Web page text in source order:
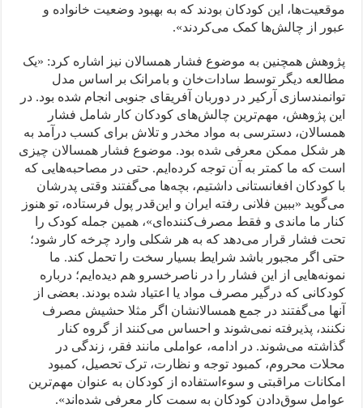
موقعیت‌ها، این کودکان بودند که به بهبود وضعیت خانواده و
عبور از چالش‌ها کمک می‌کردند».
پژوهش همچنین به موضوع فشار همسالان نیز اشاره کرد: «یک
مطالعه دیگر توسط سادات‌خان و بامرانک بر اساس مدل
توانمندسازی آرکیر در دوربان آفریقای جنوبی انجام شده بود. در
این پژوهش، مهم‌ترین چالش‌های کودکان کار شامل فشار
همسالان، دسترسی به مواد مخدر و تلاش برای کسب درآمد به
هر شکل ممکن معرفی شده بود. موضوع فشار همسالان چیزی
است که ما کمتر به آن توجه کرده‌ایم. حتی در مصاحبه‌هایی که
با کودکان افغانستانی داشتیم، بچه‌ها می‌گفتند وقتی پدرشان
می‌گوید «ببین فلانی رفته ایران و این‌قدر پول فرستاده، تو هنوز
کنار ما ماندی و فقط مصرف‌کننده‌ای»، همین جمله کودک را
تحت فشار قرار می‌دهد که به هر شکلی وارد چرخه کار شود؛
حتی اگر مجبور باشد شرایط بسیار سخت را تحمل کند. ما
نمونه‌هایی از این فشار را در ناصرخسرو هم دیده‌ایم؛ درباره
کودکانی که درگیر مصرف مواد یا اعتیاد شده بودند. بعضی از
آنها می‌گفتند در جمع همسالانشان اگر مثلا حشیش مصرف
نکنند، پذیرفته نمی‌شوند و احساس می‌کنند از گروه کنار
گذاشته می‌شوند. در ادامه، عواملی مانند فقر، زندگی در
محلات محروم، کمبود توجه و نظارت، ترک تحصیل، کمبود
امکانات مراقبتی و سوءاستفاده از کودکان به‌ عنوان مهم‌ترین
عوامل سوق‌دادن کودکان به سمت کار معرفی شده‌اند».